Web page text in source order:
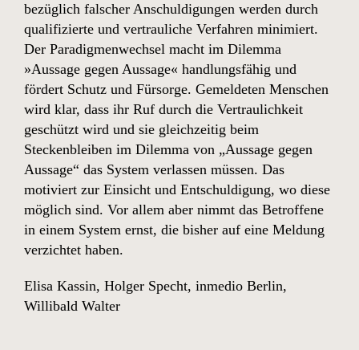
bezüglich falscher Anschuldigungen werden durch
qualifizierte und vertrauliche Verfahren minimiert.
Der Paradigmenwechsel macht im Dilemma
»Aussage gegen Aussage« handlungsfähig und
fördert Schutz und Fürsorge. Gemeldeten Menschen
wird klar, dass ihr Ruf durch die Vertraulichkeit
geschützt wird und sie gleichzeitig beim
Steckenbleiben im Dilemma von „Aussage gegen
Aussage“ das System verlassen müssen. Das
motiviert zur Einsicht und Entschuldigung, wo diese
möglich sind. Vor allem aber nimmt das Betroffene
in einem System ernst, die bisher auf eine Meldung
verzichtet haben.
Elisa Kassin, Holger Specht, inmedio Berlin,
Willibald Walter